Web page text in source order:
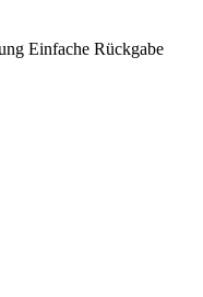
Einfache Rückgabe